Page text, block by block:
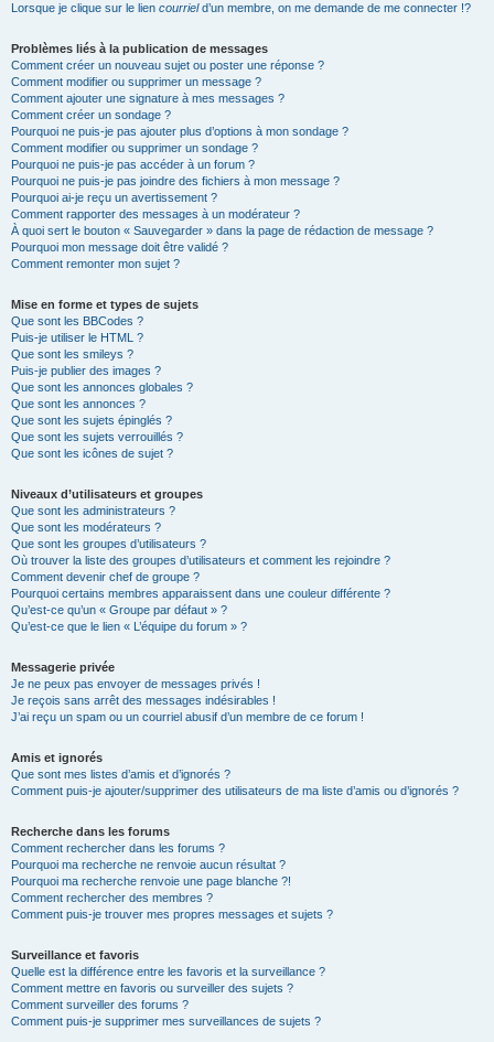
Lorsque je clique sur le lien courrield’un membre, on me demande de me connecter !?
Problèmes liés à la publication de messages
Comment créer un nouveau sujet ou poster une réponse ?
Comment modifier ou supprimer un message ?
Comment ajouter une signature à mes messages ?
Comment créer un sondage ?
Pourquoi ne puis-je pas ajouter plus d’options à mon sondage ?
Comment modifier ou supprimer un sondage ?
Pourquoi ne puis-je pas accéder à un forum ?
Pourquoi ne puis-je pas joindre des fichiers à mon message ?
Pourquoi ai-je reçu un avertissement ?
Comment rapporter des messages à un modérateur ?
À quoi sert le bouton « Sauvegarder » dans la page de rédaction de message ?
Pourquoi mon message doit être validé ?
Comment remonter mon sujet ?
Mise en forme et types de sujets
Que sont les BBCodes ?
Puis-je utiliser le HTML ?
Que sont les smileys ?
Puis-je publier des images ?
Que sont les annonces globales ?
Que sont les annonces ?
Que sont les sujets épinglés ?
Que sont les sujets verrouillés ?
Que sont les icônes de sujet ?
Niveaux d’utilisateurs et groupes
Que sont les administrateurs ?
Que sont les modérateurs ?
Que sont les groupes d’utilisateurs ?
Où trouver la liste des groupes d’utilisateurs et comment les rejoindre ?
Comment devenir chef de groupe ?
Pourquoi certains membres apparaissent dans une couleur différente ?
Qu’est-ce qu’un « Groupe par défaut » ?
Qu’est-ce que le lien « L’équipe du forum » ?
Messagerie privée
Je ne peux pas envoyer de messages privés !
Je reçois sans arrêt des messages indésirables !
J’ai reçu un spam ou un courriel abusif d’un membre de ce forum !
Amis et ignorés
Que sont mes listes d’amis et d’ignorés ?
Comment puis-je ajouter/supprimer des utilisateurs de ma liste d’amis ou d’ignorés ?
Recherche dans les forums
Comment rechercher dans les forums ?
Pourquoi ma recherche ne renvoie aucun résultat ?
Pourquoi ma recherche renvoie une page blanche ?!
Comment rechercher des membres ?
Comment puis-je trouver mes propres messages et sujets ?
Surveillance et favoris
Quelle est la différence entre les favoris et la surveillance ?
Comment mettre en favoris ou surveiller des sujets ?
Comment surveiller des forums ?
Comment puis-je supprimer mes surveillances de sujets ?